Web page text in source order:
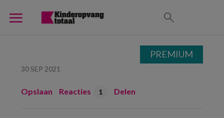
30 SEP 2021
Opslaan Reacties 1 Delen
PREMIUM